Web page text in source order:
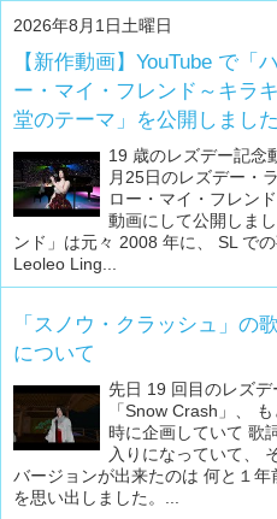
2026年8月1日土曜日
【新作動画】YouTube で「
ー・マイ・フレンド～キラ
堂のテーマ」を公開しました
19 歳のレズデー記念
月25日のレズデー・
ロー・マイ・フレン
動画にして公開しま
ンド」は元々 2008 年に、 SL で
Leoleo Ling...
「スノウ・クラッシュ」の
について
先日 19 回目のレズ
「Snow Crash」、
時に企画していて 歌
入りになっていて、
バージョンが出来たのは 何と１
を思い出しました。...